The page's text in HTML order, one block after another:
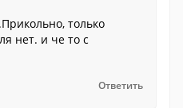
только
нет. и че то с
Ответить